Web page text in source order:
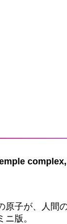
原子が、人間
版。